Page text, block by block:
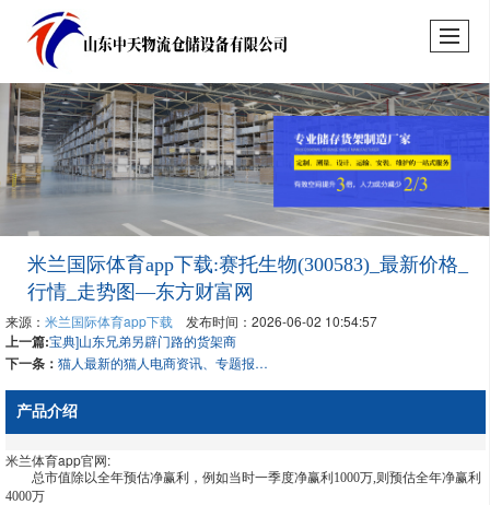
米兰国际体育app下载:赛托生物(300583)_最新价格_
行情_走势图—东方财富网
来源： 米兰国际体育app下载 发布时间：2026-06-02 10:54:57
上一篇:宝典]山东兄弟另辟门路的货架商
下一条： 猫人最新的猫人电商资讯、专题报道和常识服务内容 - 电商标签 - 亿邦动力
产品介绍
米兰体育app官网:
总市值除以全年预估净赢利，例如当时一季度净赢利1000万,则预估全年净赢利
4000万